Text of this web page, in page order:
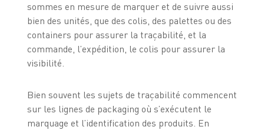
sommes en mesure de marquer et de suivre aussi
bien des unités, que des colis, des palettes ou des
containers pour assurer la traçabilité, et la
commande, l’expédition, le colis pour assurer la
visibilité.
Bien souvent les sujets de traçabilité commencent
sur les lignes de packaging où s’exécutent le
marquage et l’identification des produits. En